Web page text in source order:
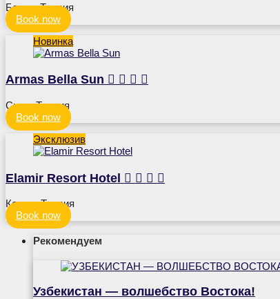
Белек, Турция
Book now
Новинка
Armas Bella Sun    
Сиде, Турция
Book now
Эксклюзив
Elamir Resort Hotel    
Кемер, Турция
Book now
Рекомендуем
Узбекистан — волшебство Востока!